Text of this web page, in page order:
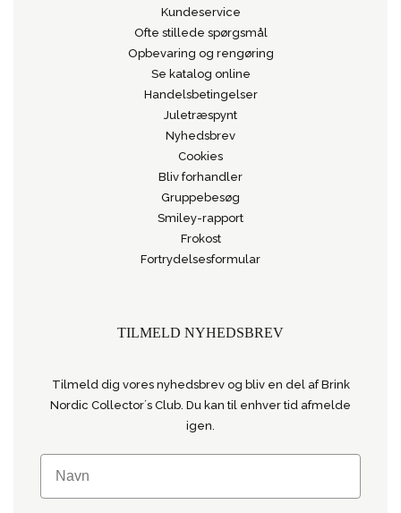
Kundeservice
Ofte stillede spørgsmål
Opbevaring og rengøring
Se katalog online
Handelsbetingelser
Juletræspynt
Nyhedsbrev
Cookies
Bliv forhandler
Gruppebesøg
Smiley-rapport
Frokost
Fortrydelsesformular
TILMELD NYHEDSBREV
Tilmeld dig vores nyhedsbrev og bliv en del af Brink
Nordic Collector´s Club. Du kan til enhver tid afmelde
igen.